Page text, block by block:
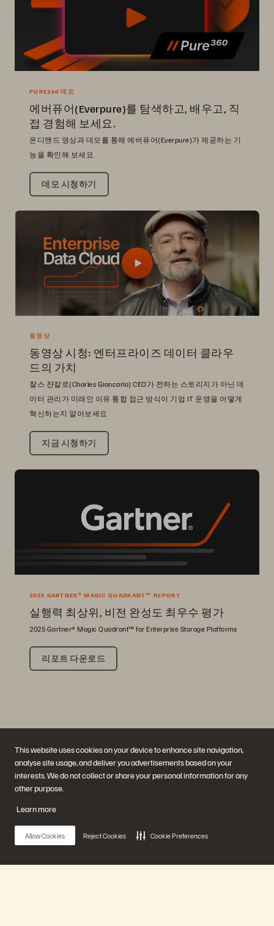
This website uses cookies on your device to enhance site navigation,
analyse site usage, and deliver you advertisements based on your
interests. We do not collect or share your personal information for any
other purpose.
Learn more
Allow Cookies Reject Cookies Cookie Preferences
PURE360 데모
에버퓨어(Everpure)를 탐색하고, 배우고, 직
접 경험해 보세요.
온디맨드 영상과 데모를 통해 에버퓨어(Everpure)가 제공하는 기
능을 확인해 보세요.
데모 시청하기
동영상
동영상 시청: 엔터프라이즈 데이터 클라우
드의 가치
찰스 쟌칼로(Charles Giancarlo) CEO가 전하는 스토리지가 아닌 데
이터 관리가 미래인 이유 통합 접근 방식이 기업 IT 운영을 어떻게
혁신하는지 알아보세요
지금 시청하기
2025 GARTNER® MAGIC QUADRANT™ REPORT
실행력 최상위, 비전 완성도 최우수 평가
2025 Gartner® Magic Quadrant™ for Enterprise Storage Platforms
리포트 다운로드
회사
채용 정보
지역
경영진 브리핑 센터
솔루션
가상화